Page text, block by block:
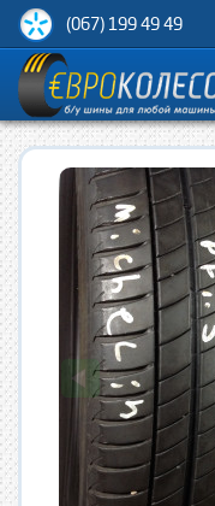
(067) 199 49 49